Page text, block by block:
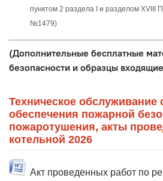
пунктом 2 раздела I и разделом XVIII
№1479)
(Дополнительные бесплатные
безопасности и образцы
Техническое обслуживание
обеспечения пожарной
пожаротушения, акты
котельной 2026
Акт проведенных работ по